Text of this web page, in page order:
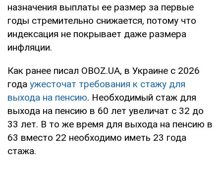
назначения выплаты ее размер за первые
годы стремительно снижается, потому что
индексация не покрывает даже размера
инфляции.
Как ранее писал OBOZ.UA, в Украине с 2026
года ужесточат требования к стажу для
выхода на пенсию. Необходимый стаж для
выхода на пенсию в 60 лет увеличат с 32 до
33 лет. В то же время для выхода на пенсию в
63 вместо 22 необходимо иметь 23 года
стажа.